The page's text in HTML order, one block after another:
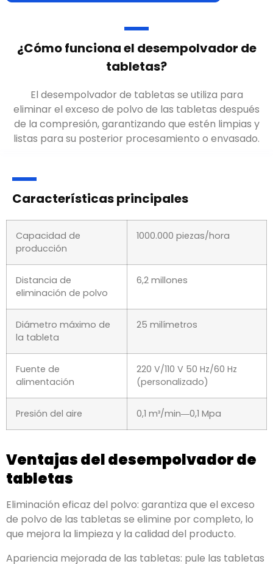
¿Cómo funciona el desempolvador de
tabletas?
El desempolvador de tabletas se utiliza para
eliminar el exceso de polvo de las tabletas después
de la compresión, garantizando que estén limpias y
listas para su posterior procesamiento o envasado.
Características principales
Capacidad de
producción
1000.000 piezas/hora
Distancia de
eliminación de polvo
6,2millones
Diámetro máximo de
la tableta
25 milímetros
Fuente de
alimentación
220V∕110V50 Hz∕60Hz
(personalizado)
Presión del aire 0,1m³/min―0,1 MPa
Ventajas del desempolvador de
tabletas
Eliminación eficaz del polvo: garantiza que el exceso
de polvo de las tabletas se elimine por completo, lo
que mejora la limpieza y la calidad del producto.
Apariencia mejorada de las tabletas: pule las tabletas